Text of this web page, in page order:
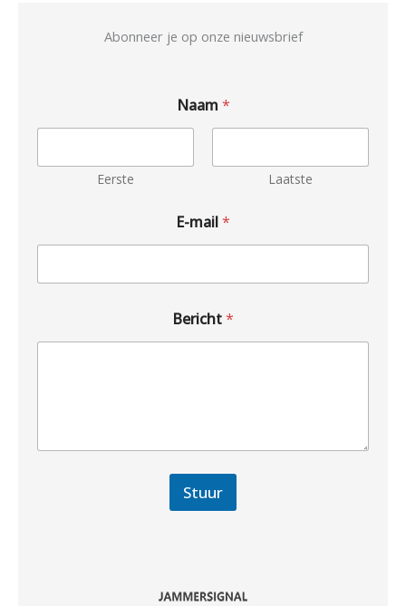
Abonneer je op onze nieuwsbrief
Naam *
Eerste Laatste
E-mail*
Bericht*
Stuur